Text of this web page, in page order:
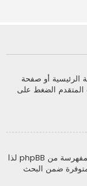
الرئيسية أو صفحة
الضغط على
من الممكن أن يكون بحثك مبهما ولا يتضمن الكلمات المفهرسة من phpBB لذا
ضمن البحث